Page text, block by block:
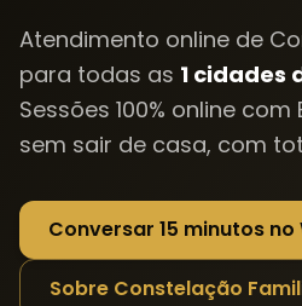
Atendimento online de
para todas as 1 cidades
Sessões 100% online
sem sair de casa, com
Conversar 15 minutos
Sobre Constelação